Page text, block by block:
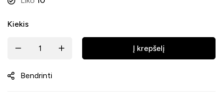
Kiekis
Į krepšelį
Bendrinti